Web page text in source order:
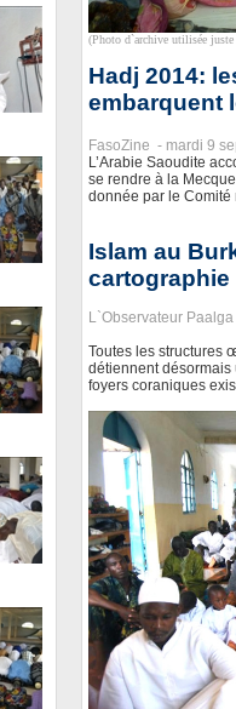
(Photo d`archive utilisée
Hadj 2014:
embarquent
FasoZine - mardi 9
L’Arabie Saoudite
se rendre à la
donnée par le
Islam au
L`Observateur
Toutes les structures
détiennent
foyers coraniques